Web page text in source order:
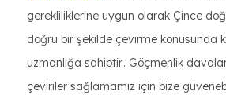
gerekliliklerine uygun olarak Çince
doğru bir şekilde çevirme konusunda
uzmanlığa sahiptir.. Göçmenlik
çeviriler sağlamamız için bize